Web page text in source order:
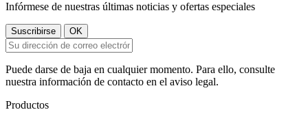
Infórmese de nuestras últimas noticias y ofertas especiales
Puede darse de baja en cualquier momento. Para ello, consulte
nuestra información de contacto en el aviso legal.
Productos